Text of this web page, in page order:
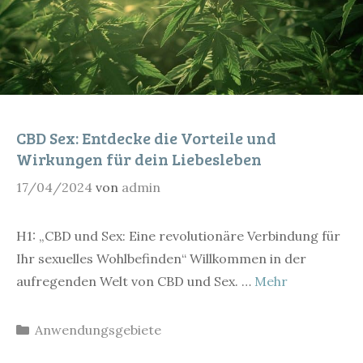
CBD Sex: Entdecke die Vorteile und
Wirkungen für dein Liebesleben
17/04/2024 von admin
H1: „CBD und Sex: Eine revolutionäre Verbindung für
Ihr sexuelles Wohlbefinden“ Willkommen in der
aufregenden Welt von CBD und Sex. … Mehr
Kategorien
Anwendungsgebiete